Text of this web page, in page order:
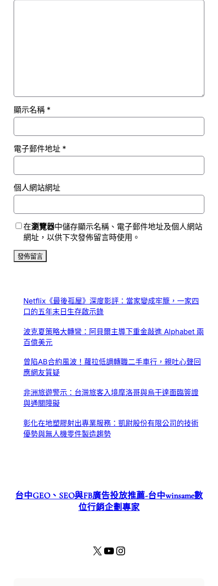
顯示名稱 *
電子郵件地址 *
個人網站網址
在瀏覽器中儲存顯示名稱、電子郵件地址及個人網站
網址，以供下次發佈留言時使用。
Netflix《最後孤屋》深度影評：當家變成牢籠，一家四
口的五年末日生存啟示錄
波克夏策略大轉彎：阿貝爾主導下重金敲進 Alphabet 兩
百億美元
曾陷AB合約風波！蘿拉低調轉職二手車行，親吐心聲回
應網友質疑
非洲旅遊警示：台灣旅客入境摩洛哥與烏干達面臨簽證
與通關障礙
彰化在地塑膠射出專業服務：凱尉股份有限公司的技術
優勢與無人機零件製造趨勢
台中GEO、SEO與FB廣告投放推薦-台中winsame數
位行銷企劃專家
X YouTube Instagram